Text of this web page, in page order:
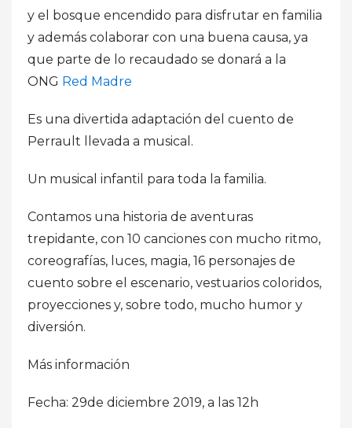
y el bosque encendido para disfrutar en familia
y además colaborar con una buena causa, ya
que parte de lo recaudado se donará a la
ONG Red Madre
Es una divertida adaptación del cuento de
Perrault llevada a musical.
Un musical infantil para toda la familia.
Contamos una historia de aventuras
trepidante, con 10 canciones con mucho ritmo,
coreografías, luces, magia, 16 personajes de
cuento sobre el escenario, vestuarios coloridos,
proyecciones y, sobre todo, mucho humor y
diversión.
Más información
Fecha: 29de diciembre 2019, a las 12h